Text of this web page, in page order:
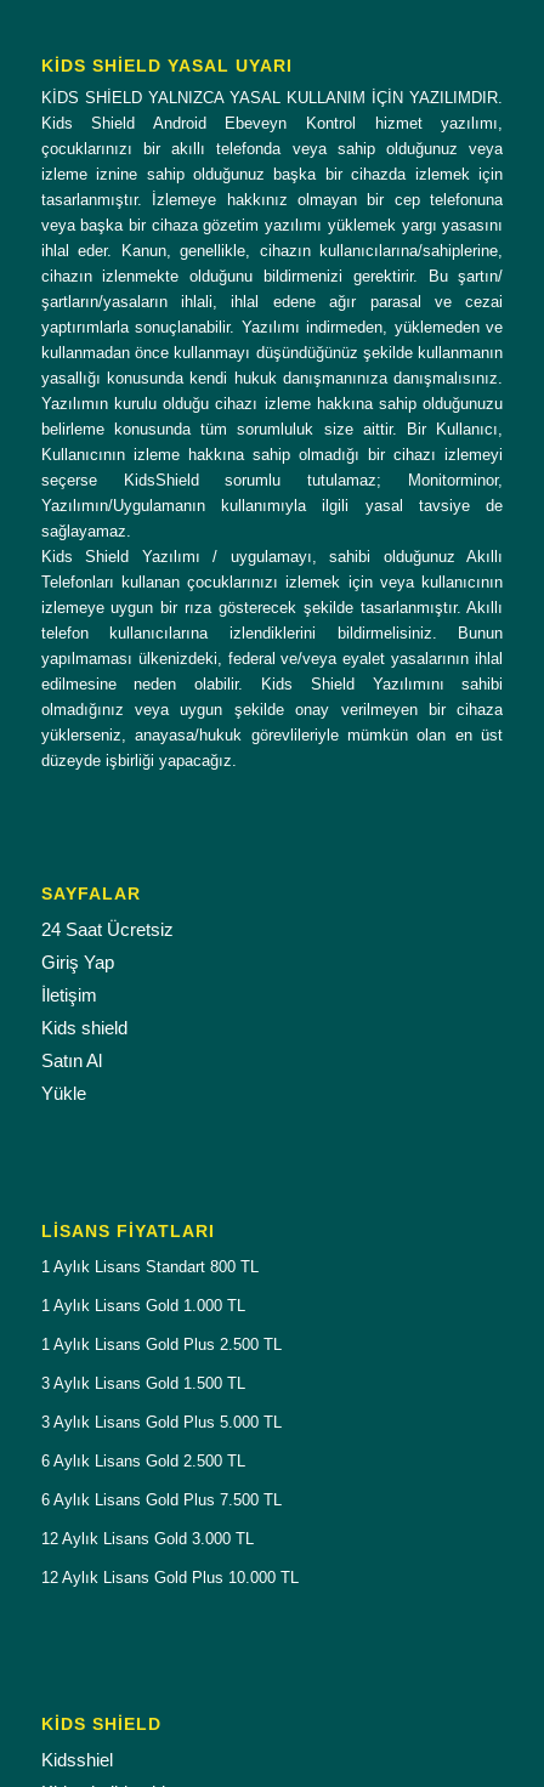
KİDS SHİELD YASAL UYARI
KİDS SHİELD YALNIZCA YASAL KULLANIM İÇİN YAZILIMDIR.
Kids Shield Android Ebeveyn Kontrol hizmet yazılımı,
çocuklarınızı bir akıllı telefonda veya sahip olduğunuz veya
izleme iznine sahip olduğunuz başka bir cihazda izlemek için
tasarlanmıştır. İzlemeye hakkınız olmayan bir cep telefonuna
veya başka bir cihaza gözetim yazılımı yüklemek yargı yasasını
ihlal eder. Kanun, genellikle, cihazın kullanıcılarına/sahiplerine,
cihazın izlenmekte olduğunu bildirmenizi gerektirir. Bu şartın/
şartların/yasaların ihlali, ihlal edene ağır parasal ve cezai
yaptırımlarla sonuçlanabilir. Yazılımı indirmeden, yüklemeden ve
kullanmadan önce kullanmayı düşündüğünüz şekilde kullanmanın
yasallığı konusunda kendi hukuk danışmanınıza danışmalısınız.
Yazılımın kurulu olduğu cihazı izleme hakkına sahip olduğunuzu
belirleme konusunda tüm sorumluluk size aittir. Bir Kullanıcı,
Kullanıcının izleme hakkına sahip olmadığı bir cihazı izlemeyi
seçerse KidsShield sorumlu tutulamaz; Monitorminor,
Yazılımın/Uygulamanın kullanımıyla ilgili yasal tavsiye de
sağlayamaz.
Kids Shield Yazılımı / uygulamayı, sahibi olduğunuz Akıllı
Telefonları kullanan çocuklarınızı izlemek için veya kullanıcının
izlemeye uygun bir rıza gösterecek şekilde tasarlanmıştır. Akıllı
telefon kullanıcılarına izlendiklerini bildirmelisiniz. Bunun
yapılmaması ülkenizdeki, federal ve/veya eyalet yasalarının ihlal
edilmesine neden olabilir. Kids Shield Yazılımını sahibi
olmadığınız veya uygun şekilde onay verilmeyen bir cihaza
yüklerseniz, anayasa/hukuk görevlileriyle mümkün olan en üst
düzeyde işbirliği yapacağız.
SAYFALAR
24 Saat Ücretsiz
Giriş Yap
İletişim
Kids shield
Satın Al
Yükle
LISANS FIYATLARI
1 Aylık Lisans Standart 800 TL
1 Aylık Lisans Gold 1.000 TL
1 Aylık Lisans Gold Plus 2.500 TL
3 Aylık Lisans Gold 1.500 TL
3 Aylık Lisans Gold Plus 5.000 TL
6 Aylık Lisans Gold 2.500 TL
6 Aylık Lisans Gold Plus 7.500 TL
12 Aylık Lisans Gold 3.000 TL
12 Aylık Lisans Gold Plus 10.000 TL
KİDS SHİELD
Kidsshiel